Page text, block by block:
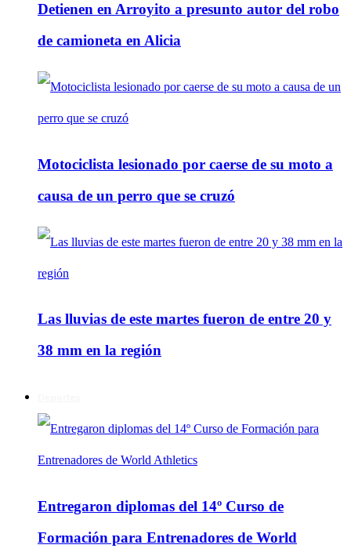
Detienen en Arroyito a presunto autor del robo
de camioneta en Alicia
Motociclista lesionado por caerse de su moto a
causa de un perro que se cruzó
Las lluvias de este martes fueron de entre 20 y
38 mm en la región
Entregaron diplomas del 14º Curso de
Formación para Entrenadores de World